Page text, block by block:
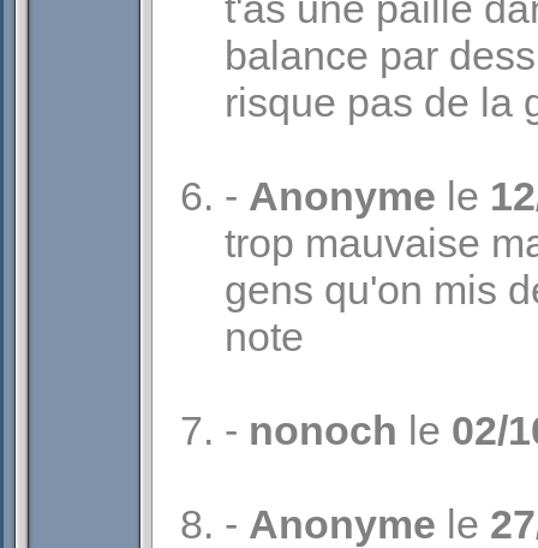
balance par
risque pas de la
- Anonyme le
trop mauvaise
gens qu'on mis
note
- nonoch le 02/
- Anonyme le